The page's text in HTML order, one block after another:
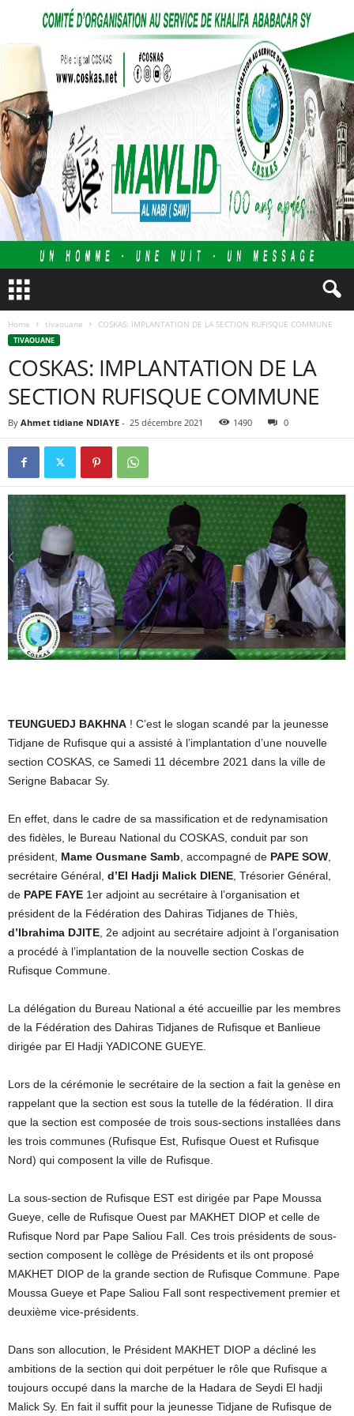
Home tivaouane COSKAS: IMPLANTATION DE LA SECTION RUFISQUE COMMUNE
TIVAOUANE
COSKAS: IMPLANTATION DE LA
SECTION RUFISQUE COMMUNE
By Ahmet tidiane NDIAYE - 25 décembre 2021 1490 0
TEUNGUEDJ BAKHNA ! C’est le slogan scandé par la jeunesse
Tidjane de Rufisque qui a assisté à l’implantation d’une nouvelle
section COSKAS, ce Samedi 11 décembre 2021 dans la ville de
Serigne Babacar Sy.
En effet, dans le cadre de sa massification et de redynamisation
des fidèles, le Bureau National du COSKAS, conduit par son
président, Mame Ousmane Samb , accompagné de PAPE SOW
secrétaire Général, d’El Hadji Malick DIENE , Trésorier Général,
de PAPE FAYE 1er adjoint au secrétaire à l’organisation et
président de la Fédération des Dahiras Tidjanes de Thiès,
d’Ibrahima DJITE , 2e adjoint au secrétaire adjoint à l’organisation
a procédé à l’implantation de la nouvelle section Coskas de
Rufisque Commune.
La délégation du Bureau National a été accueillie par les membres
de la Fédération des Dahiras Tidjanes de Rufisque et Banlieue
dirigée par El Hadji YADICONE GUEYE.
Lors de la cérémonie le secrétaire de la section a fait la genèse en
rappelant que la section est sous la tutelle de la fédération. Il dira
que la section est composée de trois sous-sections installées dans
les trois communes (Rufisque Est, Rufisque Ouest et Rufisque
Nord) qui composent la ville de Rufisque.
La sous-section de Rufisque EST est dirigée par Pape Moussa
Gueye, celle de Rufisque Ouest par MAKHET DIOP et celle de
Rufisque Nord par Pape Saliou Fall. Ces trois présidents de sous-
section composent le collège de Présidents et ils ont proposé
MAKHET DIOP de la grande section de Rufisque Commune. Pape
Moussa Gueye et Pape Saliou Fall sont respectivement premier et
deuxième vice-présidents.
Dans son allocution, le Président MAKHET DIOP a décliné les
ambitions de la section qui doit perpétuer le rôle que Rufisque a
toujours occupé dans la marche de la Hadara de Seydi El hadji
Malick Sy. En fait il suffit pour la jeunesse Tidjane de Rufisque de